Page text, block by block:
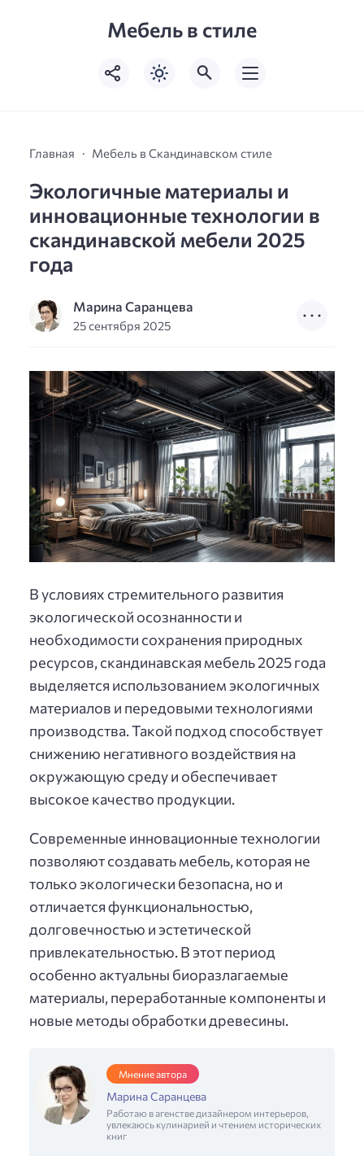
Мебель в стиле
Главная Мебель в Скандинавском стиле
Экологичные материалы и
инновационные технологии в
скандинавской мебели 2025
года
Марина Саранцева
25 сентября 2025
В условиях стремительного развития
экологической осознанности и
необходимости сохранения природных
ресурсов, скандинавская мебель 2025 года
выделяется использованием экологичных
материалов и передовыми технологиями
производства. Такой подход способствует
снижению негативного воздействия на
окружающую среду и обеспечивает
высокое качество продукции.
Современные инновационные технологии
позволяют создавать мебель, которая не
только экологически безопасна, но и
отличается функциональностью,
долговечностью и эстетической
привлекательностью. В этот период
особенно актуальны биоразлагаемые
материалы, переработанные компоненты и
новые методы обработки древесины.
Мнение автора
Марина Саранцева
Работаю в агенстве дизайнером интерьеров,
увлекаюсь кулинарией и чтением исторических
книг